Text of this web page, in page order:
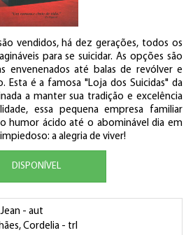
vendidos, há dez gerações, todos os
para se suicidar. As opções são
envenenados até balas de revólver e
Esta é a famosa "Loja dos Suicidas" da
a manter sua tradição e excelência
essa pequena empresa familiar
humor ácido até o abominável dia em
a alegria de viver!
DISPONÍVEL
- aut
Cordelia - trl